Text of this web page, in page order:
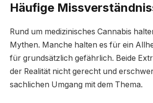
Häufige
Rund um medizinisches Cannabis
Mythen. Manche halten es für ein
für grundsätzlich gefährlich. Beide
der Realität nicht gerecht und
sachlichen Umgang mit dem Thema.